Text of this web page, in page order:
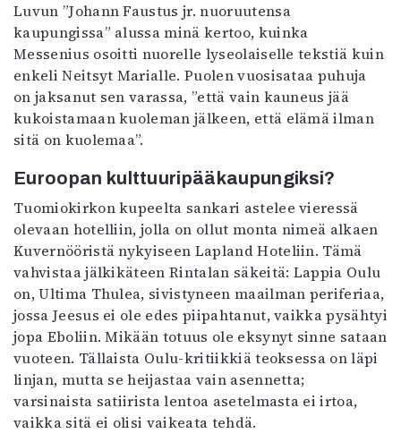
Luvun ”Johann Faustus jr. nuoruutensa
kaupungissa” alussa minä kertoo, kuinka
Messenius osoitti nuorelle lyseolaiselle tekstiä kuin
enkeli Neitsyt Marialle. Puolen vuosisataa puhuja
on jaksanut sen varassa, ”että vain kauneus jää
kukoistamaan kuoleman jälkeen, että elämä ilman
sitä on kuolemaa”.
Euroopan kulttuuripääkaupungiksi?
Tuomiokirkon kupeelta sankari astelee vieressä
olevaan hotelliin, jolla on ollut monta nimeä alkaen
Kuvernööristä nykyiseen Lapland Hoteliin. Tämä
vahvistaa jälkikäteen Rintalan säkeitä: Lappia Oulu
on, Ultima Thulea, sivistyneen maailman periferiaa,
jossa Jeesus ei ole edes piipahtanut, vaikka pysähtyi
jopa Eboliin. Mikään totuus ole eksynyt sinne sataan
vuoteen. Tällaista Oulu-kritiikkiä teoksessa on läpi
linjan, mutta se heijastaa vain asennetta;
varsinaista satiirista lentoa asetelmasta ei irtoa,
vaikka sitä ei olisi vaikeata tehdä.